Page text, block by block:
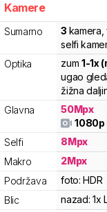
Kamere
Sumarno 3 kamera
selfi
Optika
zum1-1x
ugao
žižna
Glavna
50Mpx
1080p
Selfi
8Mpx
Makro
2Mpx
Podržava
foto: HDR
Blic
nazad: 1x